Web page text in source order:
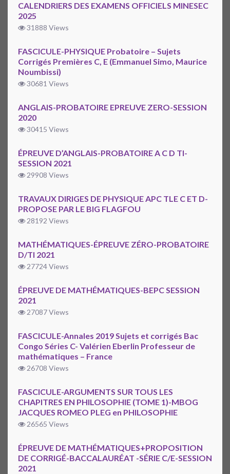
CALENDRIERS DES EXAMENS OFFICIELS MINESEC
2025
31888 Views
FASCICULE-PHYSIQUE Probatoire – Sujets
Corrigés Premières C, E (Emmanuel Simo, Maurice
Noumbissi)
30681 Views
ANGLAIS-PROBATOIRE EPREUVE ZERO-SESSION
2020
30415 Views
ÉPREUVE D’ANGLAIS-PROBATOIRE A C D TI-
SESSION 2021
29908 Views
TRAVAUX DIRIGES DE PHYSIQUE APC TLE C ET D-
PROPOSE PAR LE BIG FLAGFOU
28192 Views
MATHÉMATIQUES-ÉPREUVE ZÉRO-PROBATOIRE
D/TI 2021
27724 Views
ÉPREUVE DE MATHÉMATIQUES-BEPC SESSION
2021
27087 Views
FASCICULE-Annales 2019 Sujets et corrigés Bac
Congo Séries C- Valérien Eberlin Professeur de
mathématiques – France
26708 Views
FASCICULE-ARGUMENTS SUR TOUS LES
CHAPITRES EN PHILOSOPHIE (TOME 1)-MBOG
JACQUES ROMEO PLEG en PHILOSOPHIE
26565 Views
ÉPREUVE DE MATHÉMATIQUES+PROPOSITION
DE CORRIGÉ-BACCALAURÉAT -SÉRIE C/E-SESSION
2021